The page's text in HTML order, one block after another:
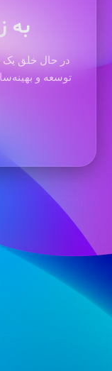
به
در حال خلق
توسعه و